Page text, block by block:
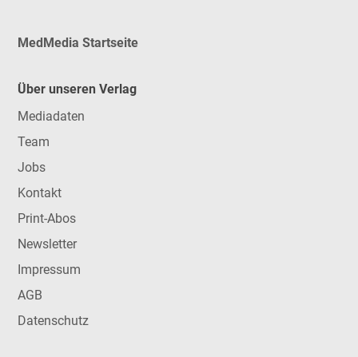
MedMedia Startseite
Über unseren Verlag
Mediadaten
Team
Jobs
Kontakt
Print-Abos
Newsletter
Impressum
AGB
Datenschutz